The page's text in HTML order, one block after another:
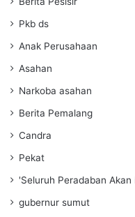
Pkb ds
Anak Perusahaan
Asahan
Narkoba asahan
Berita Pemalang
Candra
Pekat
'Seluruh Peradaban
gubernur sumut